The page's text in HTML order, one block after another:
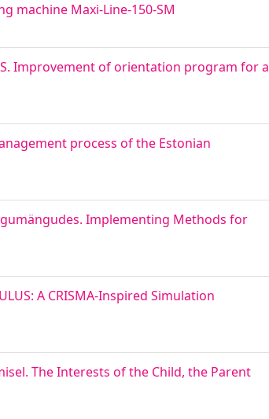
machine Maxi-Line-150-SM
Improvement of orientation program for a
process of the Estonian
Implementing Methods for
A CRISMA-Inspired Simulation
The Interests of the Child, the Parent